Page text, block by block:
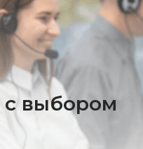
выбором